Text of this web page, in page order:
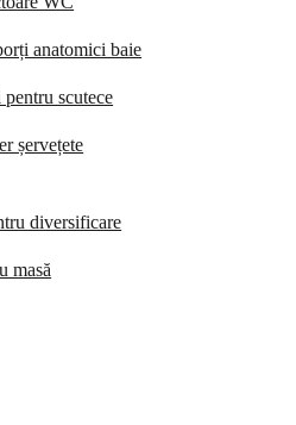
anatomici baie
scutece
șervețete
diversificare
masă